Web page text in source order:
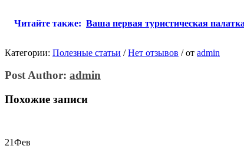
Читайте также: Ваша первая туристическая палатка
Категории: Полезные статьи / Нет отзывов /от admin
Post Author: admin
Похожие записи
21Фев